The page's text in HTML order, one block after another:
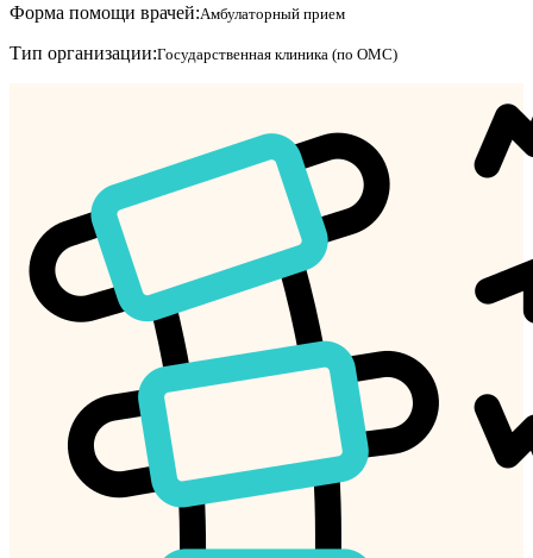
Форма помощи врачей:Амбулаторный прием
Тип организации:Государственная клиника (по ОМС)